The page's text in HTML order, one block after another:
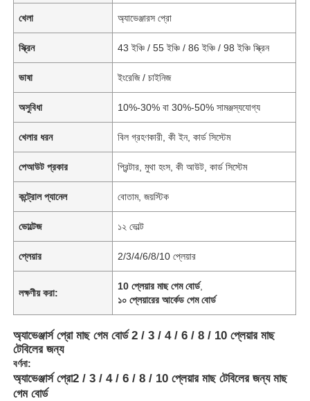
খেলা অ্যাভেঞ্জারস প্রো
স্ক্রিন 43 ইঞ্চি / 55 ইঞ্চি / 86 ইঞ্চি / 98 ইঞ্চি স্ক্রিন
ভাষা ইংরেজি / চাইনিজ
অসুবিধা 10%-30% বা 30%-50% সামঞ্জস্যযোগ্য
খেলার ধরন বিল গ্রহণকারী, কী ইন, কার্ড সিস্টেম
পেআউট প্রকার প্রিন্টার, মুথা হংস, কী আউট, কার্ড সিস্টেম
কন্ট্রোল প্যানেল বোতাম, জয়স্টিক
ভোল্টেজ ১২ ভোল্ট
প্লেয়ার 2/3/4/6/8/10 প্লেয়ার
লক্ষণীয় করা:
10 প্লেয়ার মাছ গেম বোর্ড,
১০ প্লেয়ারের আর্কেড গেম বোর্ড
অ্যাভেঞ্জার্স প্রো মাছ গেম বোর্ড 2 / 3 / 4 / 6 / 8 / 10 প্লেয়ার মাছ
টেবিলের জন্য
বর্ণনা:
অ্যাভেঞ্জার্স প্রো2 / 3 / 4 / 6 / 8 / 10 প্লেয়ার মাছ টেবিলের জন্য মাছ
গেম বোর্ড